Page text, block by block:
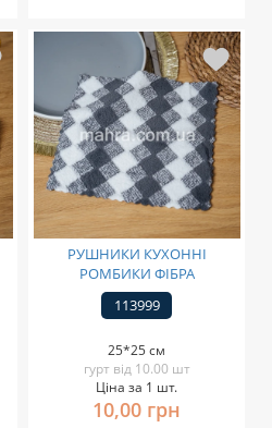
РУШНИКИ КУХОННІ
РОМБИКИ ФІБРА
113999
25*25 см
гурт від 10.00 шт
Ціна за 1 шт.
10,00 грн